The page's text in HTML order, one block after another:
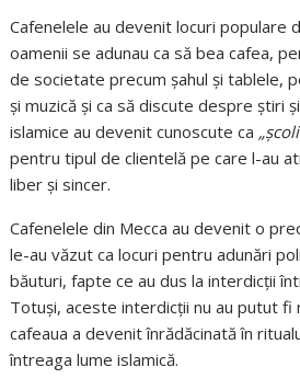
Cafenelele au devenit locuri populare
oamenii se adunau ca să bea cafea,
de societate precum șahul și tablele,
și muzică și ca să discute despre știri
islamice au devenit cunoscute ca
pentru tipul de clientelă pe care l-au
liber și sincer.
Cafenelele din Mecca au devenit o
le-au văzut ca locuri pentru adunări
băuturi, fapte ce au dus la interdicții
Totuși, aceste interdicții nu au putut fi
cafeaua a devenit înrădăcinată în
întreaga lume islamică.